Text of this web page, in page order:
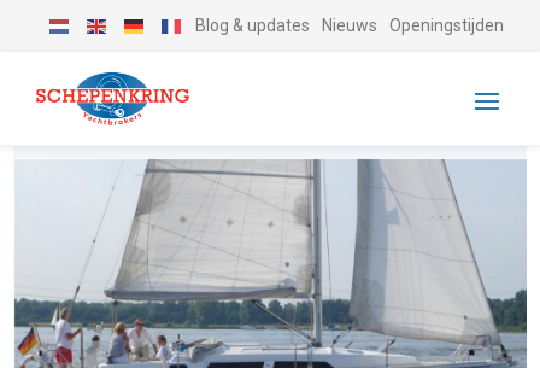
Blog & updates Nieuws Openingstijden